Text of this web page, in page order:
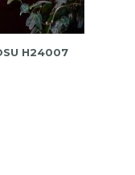
H24007